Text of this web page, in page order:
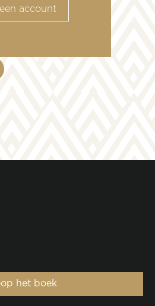
account
het boek